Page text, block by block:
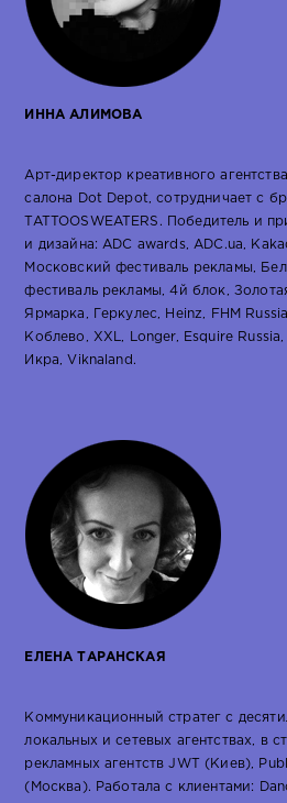
ИННА АЛИМОВА
Арт-директор креативного
салона Dot Depot, сотрудничает с
TATTOOSWEATERS. Победитель и
и дизайна: ADC awards, ADC.ua,
Московский фестиваль рекламы,
фестиваль рекламы, 4й блок,
Ярмарка, Геркулес, Heinz, FHM
Коблево, XXL, Longer, Esquire Russia,
Икра, Viknaland.
ЕЛЕНА ТАРАНСКАЯ
Коммуникационный стратег с
локальных и сетевых агентствах, в
рекламных агентств JWT (Киев),
(Москва). Работала с клиентами: